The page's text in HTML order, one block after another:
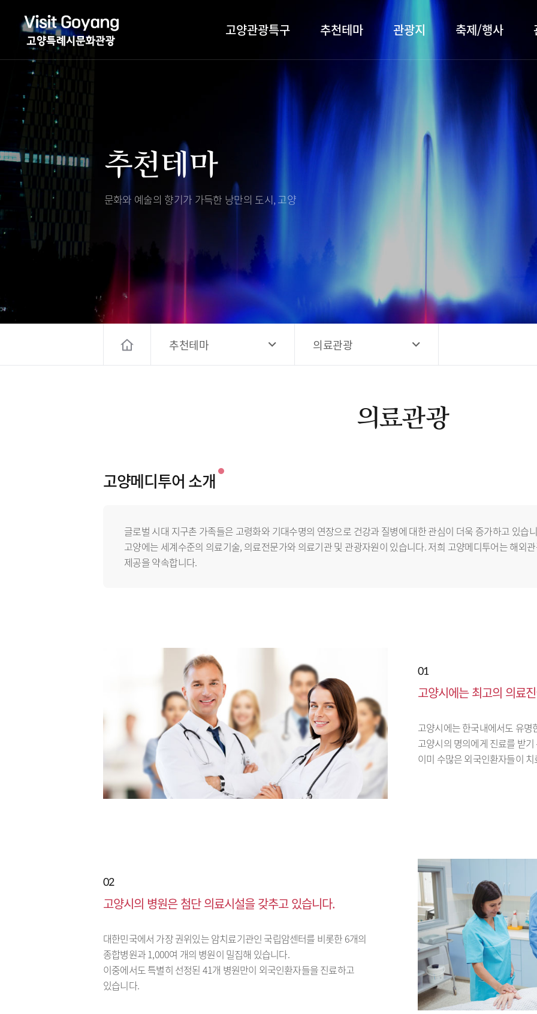
고양관광특구 추천테마
야경 나들이
자전거 나들이
도보관광 나들이
DMZ평화의길
행주산성
서오릉/서삼릉
장항
누리길
벚꽃
고양시 예술창작공간 새들
관광지 축제/행사
행사소개
프로그램 안내
편의시설
오시는길
대표먹거리
전통시장
문화
해설
고양시관광협의회
고양컨벤션뷰로
경기관광
대한민국 구석구석
전자관광지도 다도라
관광안내홍보물
추천테마
문화와 예술의 향기가 가득한 낭만의 도시, 고양
추천테마 의료관광
의료관광
고양메디투어 소개
글로벌 시대 지구촌 가족들은 고령화와 기대수명의 연장으로 건강과 질병에 대한 관심이 더욱 증가하고 있습
고양에는 세계수준의 의료기술, 의료전문가와 의료기관 및 관광자원이 있습니다. 저희 고양메디투어는 해외
제공을 약속합니다.
01
고양시에는 최고의 의료
고양시에는 한국내에서도 유명
고양시의 명의에게 진료를 받
이미 수많은 외국인환자들이
02
고양시의 병원은 첨단 의료시설을 갖추고 있습니다.
대한민국에서 가장 권위있는 암치료기관인 국립암센터를 비롯한 6개의
종합병원과 1,000여 개의 병원이 밀집해 있습니다.
이중에서도 특별히 선정된 41개 병원만이 외국인환자들을 진료하고
있습니다.